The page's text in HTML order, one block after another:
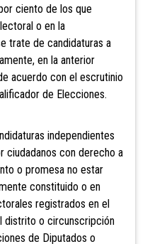
ciento de los que
o en la
trate de candidaturas a
en la anterior
acuerdo con el escrutinio
de Elecciones.
independientes
ciudadanos con derecho a
o promesa no estar
constituido o en
registrados en el
distrito o circunscripción
de Diputados o